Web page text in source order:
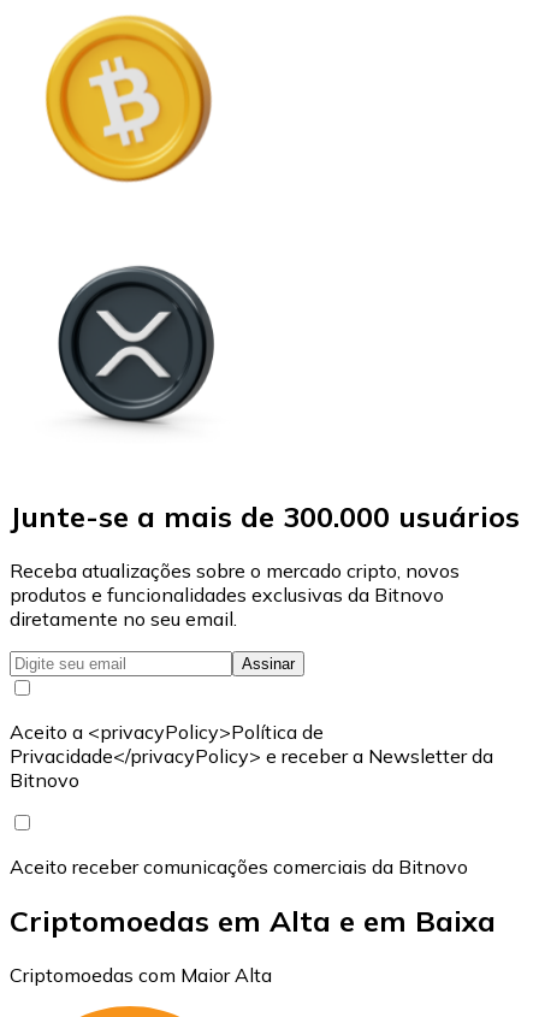
Junte-se a mais de 300.000 usuários
Receba atualizações sobre o mercado cripto, novos
produtos e funcionalidades exclusivas da Bitnovo
diretamente no seu email.
Assinar
Aceito a <privacyPolicy>Política de
Privacidade</privacyPolicy> e receber a Newsletter da
Bitnovo
Aceito receber comunicações comerciais da Bitnovo
Criptomoedas em Alta e em Baixa
Criptomoedas com Maior Alta